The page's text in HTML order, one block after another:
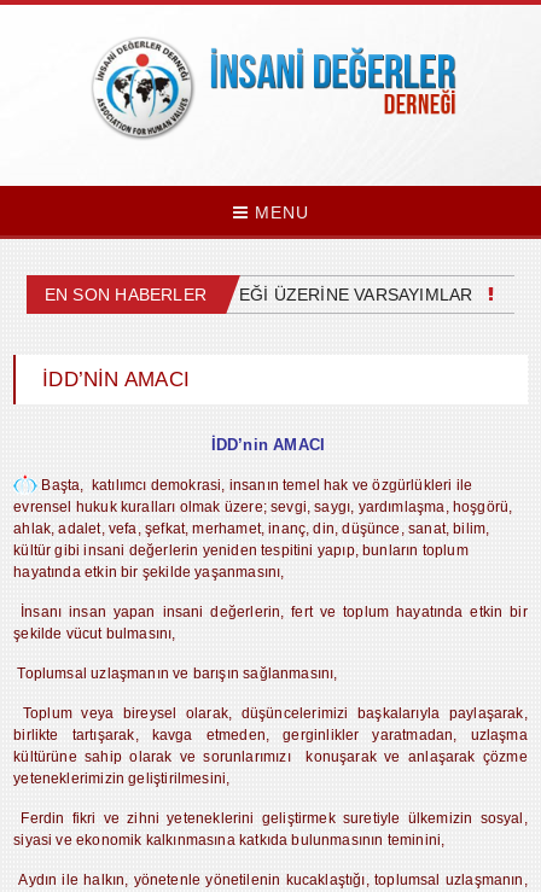
MENU
EN SON HABERLER
SİYASETİN GELECEĞİ ÜZERİNE VARSAYIMLAR
İDD’NIN AMACI
İDD’nin AMACI
Başta, katılımcı demokrasi, insanın temel hak ve özgürlükleri ile
evrensel hukuk kuralları olmak üzere; sevgi, saygı, yardımlaşma, hoşgörü,
ahlak, adalet, vefa, şefkat, merhamet, inanç, din, düşünce, sanat, bilim,
kültür gibi insani değerlerin yeniden tespitini yapıp, bunların toplum
hayatında etkin bir şekilde yaşanmasını,
İnsanı insan yapan insani değerlerin, fert ve toplum hayatında etkin bir
şekilde vücut bulmasını,
Toplumsal uzlaşmanın ve barışın sağlanmasını,
Toplum veya bireysel olarak, düşüncelerimizi başkalarıyla paylaşarak,
birlikte tartışarak, kavga etmeden, gerginlikler yaratmadan, uzlaşma
kültürüne sahip olarak ve sorunlarımızı konuşarak ve anlaşarak çözme
yeteneklerimizin geliştirilmesini,
Ferdin fikri ve zihni yeteneklerini geliştirmek suretiyle ülkemizin sosyal,
siyasi ve ekonomik kalkınmasına katkıda bulunmasının teminini,
Aydın ile halkın, yönetenle yönetilenin kucaklaştığı, toplumsal uzlaşmanın,